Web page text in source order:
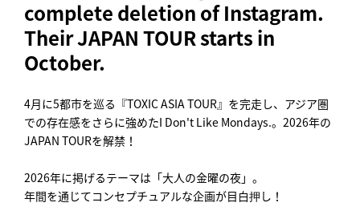
complete deletion of Instagram.
Their JAPAN TOUR starts in
October.
4月に5都市を巡る『TOXIC ASIA TOUR』を完走し、アジア圏
での存在感をさらに強めたI Don't Like Mondays.。2026年の
JAPAN TOURを解禁！
2026年に掲げるテーマは「大人の金曜の夜」。
年間を通じてコンセプチュアルな企画が目白押し！